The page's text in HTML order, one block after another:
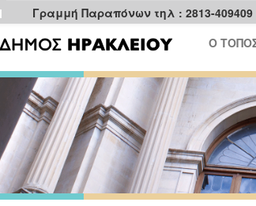
Γραμμή Παραπόνων τηλ : 2813-409409
Ο